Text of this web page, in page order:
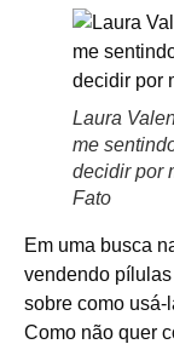
Laura
me
decidir por
Fato
Em uma busca
vendendo
sobre como usá-
Como não quer